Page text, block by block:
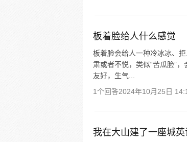
板着脸给人什么感觉
板着脸会给人一种冷冰冰、
肃或者不悦，类似“苦瓜脸”
友好，生气...
1个回答2024年10月25日
我在大山建了一座城英